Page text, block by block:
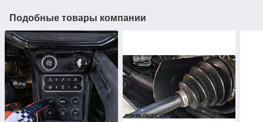
Подобные товары компании